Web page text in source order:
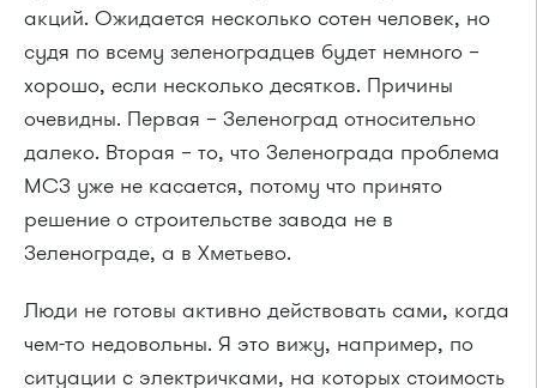
акций. Ожидается несколько сотен человек, но
судя по всему зеленоградцев будет немного –
хорошо, если несколько десятков. Причины
очевидны. Первая – Зеленоград относительно
далеко. Вторая – то, что Зеленограда проблема
МСЗ уже не касается, потому что принято
решение о строительстве завода не в
Зеленограде, а в Хметьево.
Люди не готовы активно действовать сами, когда
чем-то недовольны. Я это вижу, например, по
ситуации с электричками, на которых стоимость